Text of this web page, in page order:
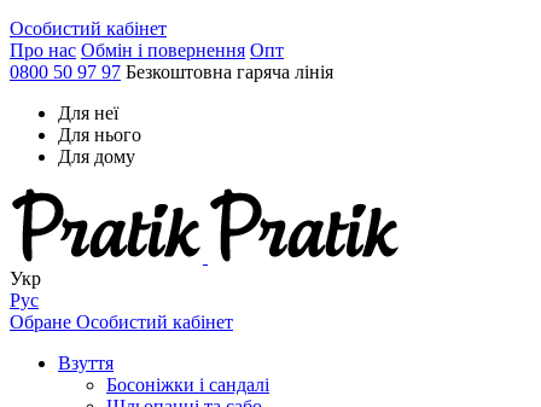
Особистий кабінет
Про нас Обмін і повернення Опт
0800 50 97 97 Безкоштовна гаряча лінія
Для неї
Для нього
Для дому
Укр
Рус
Обране Особистий кабінет
Взуття
Босоніжки і сандалі